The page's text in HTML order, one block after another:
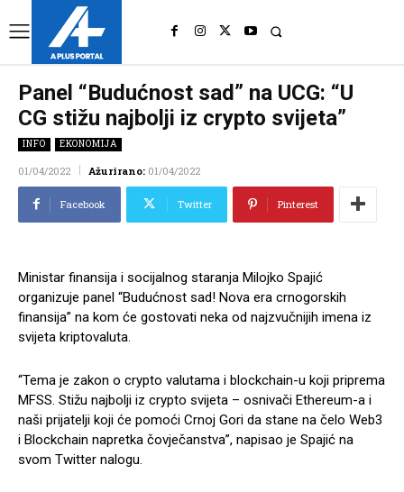
Panel “Budućnost sad” na UCG: “U
CG stižu najbolji iz crypto svijeta”
INFO EKONOMIJA
01/04/2022 Ažurirano: 01/04/2022
Facebook Twitter Pinterest
Ministar finansija i socijalnog staranja Milojko Spajić
organizuje panel “Budućnost sad! Nova era crnogorskih
finansija” na kom će gostovati neka od najzvučnijih imena iz
svijeta kriptovaluta.
“Tema je zakon o crypto valutama i blockchain-u koji priprema
MFSS. Stižu najbolji iz crypto svijeta – osnivači Ethereum-a i
naši prijatelji koji će pomoći Crnoj Gori da stane na čelo Web3
i Blockchain napretka čovječanstva”, napisao je Spajić na
svom Twitter nalogu.